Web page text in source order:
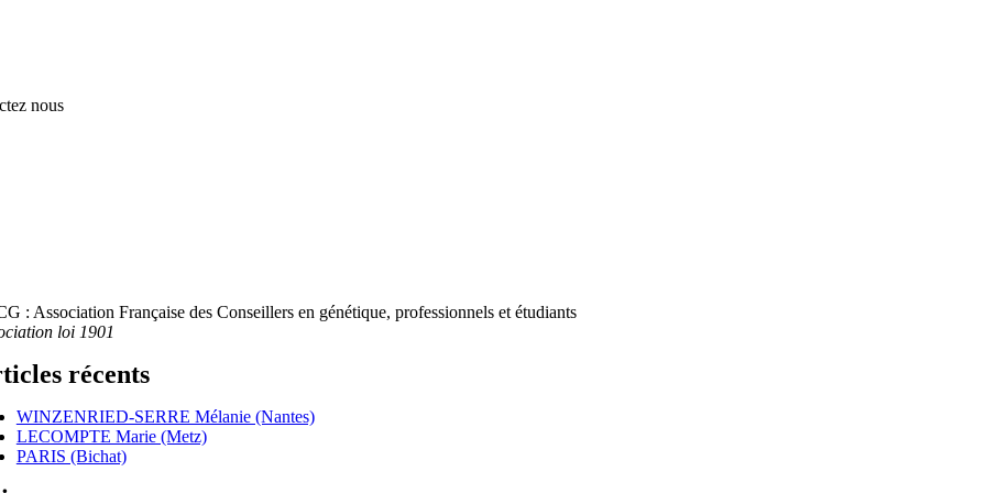
nous
: Association Française des Conseillers en génétique, professionnels et étudiants
loi 1901
récents
WINZENRIED-SERRE Mélanie (Nantes)
LECOMPTE Marie (Metz)
PARIS (Bichat)